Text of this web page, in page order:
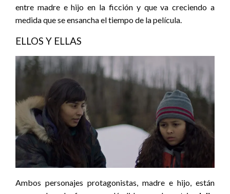
entre madre e hijo en la ficción y que va creciendo a
medida que se ensancha el tiempo de la película.
ELLOS Y ELLAS
Ambos personajes protagonistas, madre e hijo, están